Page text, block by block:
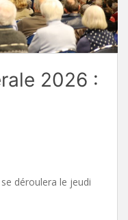
2026 :
déroulera le jeudi